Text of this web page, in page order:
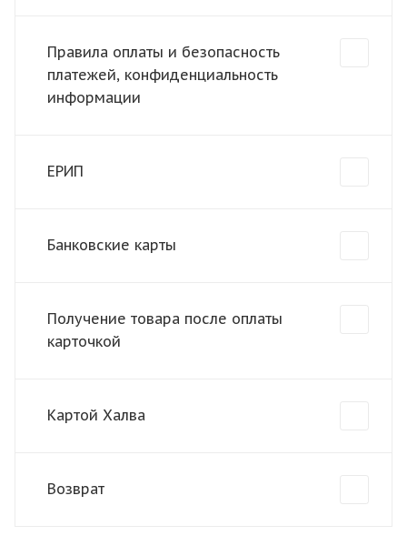
Правила оплаты и безопасность
платежей, конфиденциальность
информации
ЕРИП
Банковские карты
Получение товара после оплаты
карточкой
Картой Халва
Возврат